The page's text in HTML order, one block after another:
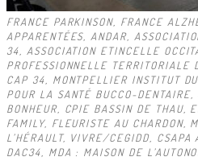
FRANCE PARKINSON, FRANCE
APPARENTÉES, ANDAR,
34, ASSOCIATION ETINCELLE
PROFESSIONNELLE TERRITORIALE
CAP 34, MONTPELLIER INSTITUT
POUR LA SANTÉ BUCCO-
BONHEUR, CPIE BASSIN DE THAU,
FAMILY, FLEURISTE AU CHARDON,
L’HÉRAULT, VIVRE/CEGIDD, CSAPA
DAC34, MDA : MAISON DE